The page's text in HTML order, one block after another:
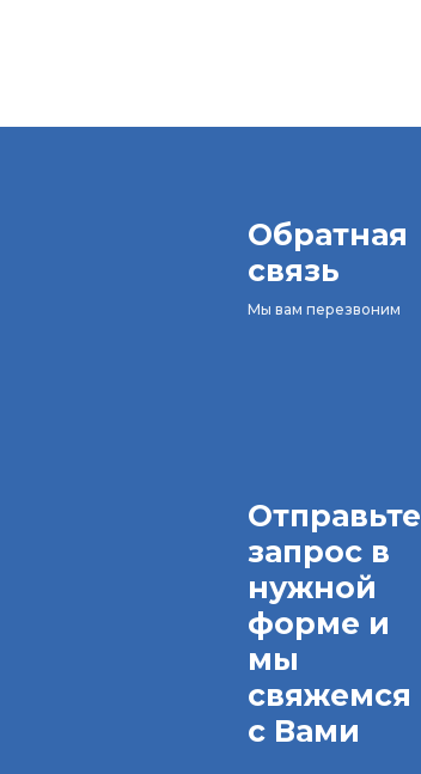
Обратная
связь
Мы вам перезвоним
Отправьте
запрос в
нужной
форме и
мы
свяжемся
с Вами